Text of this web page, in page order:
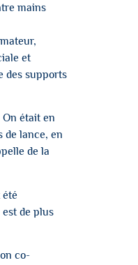
mains
et
des supports
On était en
de lance, en
de la
été
de plus
co-